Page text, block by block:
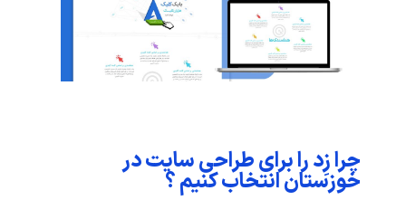
چرا زِد را برای طراحی سایت در
خوزستان انتخاب کنیم ؟